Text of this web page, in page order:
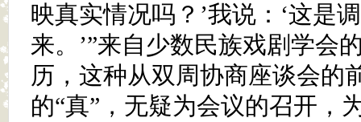
映真实情况吗？’我说：‘这是
来。’”来自少数民族戏剧学会
历，这种从双周协商座谈会的
的“真”，无疑为会议的召开，